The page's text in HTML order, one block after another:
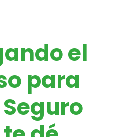
el
para